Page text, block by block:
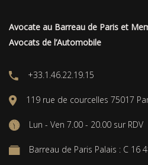
Avocate au Barreau de Paris et
Avocats de l’Automobile
+33.1.46.22.19.15
119 rue de courcelles 75017
Lun - Ven 7.00 - 20.00 sur RDV
Barreau de Paris Palais : C 16